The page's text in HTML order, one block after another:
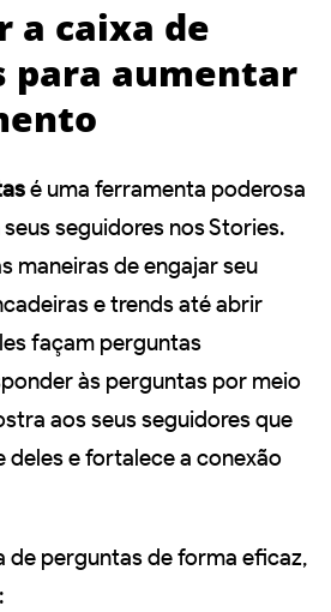
a caixa de
para aumentar
é uma ferramenta poderosa
seguidores nos Stories.
maneiras de engajar seu
e trends até abrir
façam perguntas
às perguntas por meio
aos seus seguidores que
deles e fortalece a conexão
de perguntas de forma eficaz,